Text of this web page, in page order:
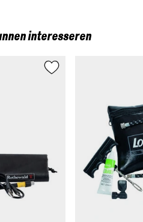
interesseren